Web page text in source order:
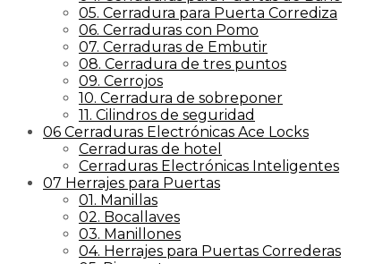
05. Cerradura para Puerta Corrediza
06. Cerraduras con Pomo
07. Cerraduras de Embutir
08. Cerradura de tres puntos
09. Cerrojos
10. Cerradura de sobreponer
11. Cilindros de seguridad
06 Cerraduras Electrónicas Ace Locks
Cerraduras de hotel
Cerraduras Electrónicas Inteligentes
07 Herrajes para Puertas
01. Manillas
02. Bocallaves
03. Manillones
04. Herrajes para Puertas Correderas